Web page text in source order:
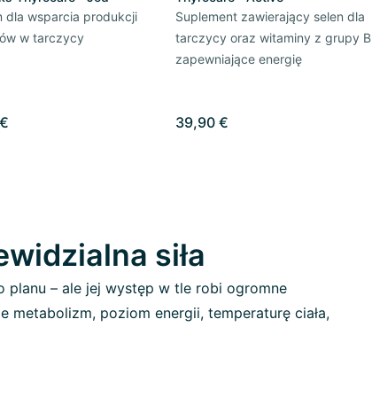
dla wsparcia produkcji
w tarczycy
Suplement zawierający selen dla
tarczycy oraz witaminy z grupy B
zapewniające energię
39,90 €
siła
– ale jej występ w tle robi ogromne
metabolizm, poziom energii, temperaturę ciała,